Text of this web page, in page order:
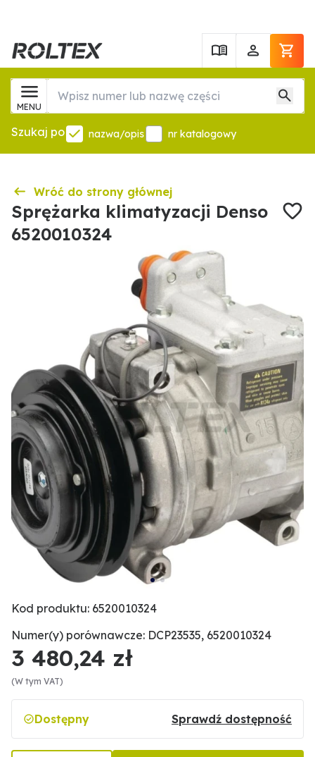
MENU
Szukaj po nazwa/opis nr katalogowy
Wróć do strony głównej
Sprężarka klimatyzacji Denso
6520010324
Kod produktu: 6520010324
Numer(y) porównawcze: DCP23535, 6520010324
3 480,24 zł
(W tym VAT)
Dostępny Sprawdź dostępność